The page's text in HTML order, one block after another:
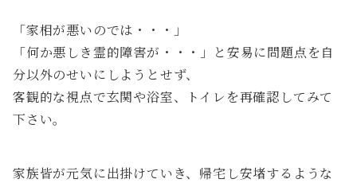
「家相が悪いのでは・・・」
「何か悪しき霊的障害が・・・」と安易に問題点を自
分以外のせいにしようとせず、
客観的な視点で玄関や浴室、トイレを再確認してみて
下さい。
家族皆が元気に出掛けていき、帰宅し安堵するような